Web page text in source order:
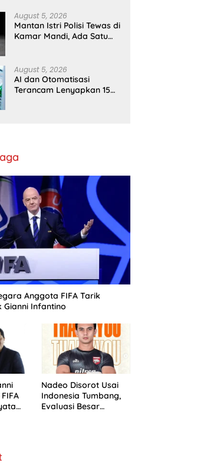
August 5, 2026
Mantan Istri Polisi Tewas di
Kamar Mandi, Ada Satu
August 5, 2026
AI dan Otomatisasi
Terancam Lenyapkan 15
Anggota FIFA Tarik
Gianni Infantino
Nadeo Disorot Usai
Indonesia Tumbang,
Evaluasi Besar